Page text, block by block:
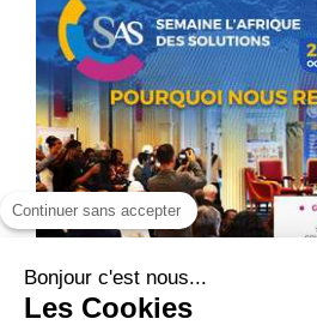
Continuer sans accepter
Bonjour c'est nous...
Les Cookies